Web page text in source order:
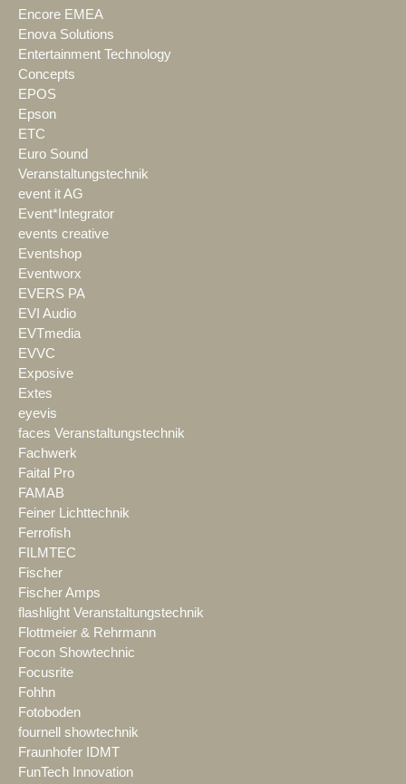
Encore EMEA
Enova Solutions
Entertainment Technology
Concepts
EPOS
Epson
ETC
Euro Sound
Veranstaltungstechnik
event it AG
Event*Integrator
events creative
Eventshop
Eventworx
EVERS PA
EVI Audio
EVTmedia
EVVC
Exposive
Extes
eyevis
faces Veranstaltungstechnik
Fachwerk
Faital Pro
FAMAB
Feiner Lichttechnik
Ferrofish
FILMTEC
Fischer
Fischer Amps
flashlight Veranstaltungstechnik
Flottmeier & Rehrmann
Focon Showtechnic
Focusrite
Fohhn
Fotoboden
fournell showtechnik
Fraunhofer IDMT
FunTech Innovation